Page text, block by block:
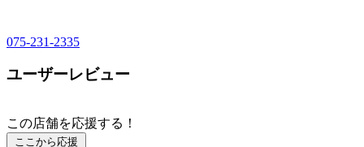
075-231-2335
ユーザーレビュー
この店舗を応援する！
ここから応援